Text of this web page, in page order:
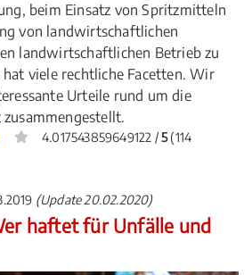
beim Einsatz von Spritzmitteln
von landwirtschaftlichen
landwirtschaftlichen Betrieb zu
viele rechtliche Facetten. Wir
Urteile rund um die
4.017543859649122 /5(114
(Update 20.02.2020)
haftet für Unfälle und